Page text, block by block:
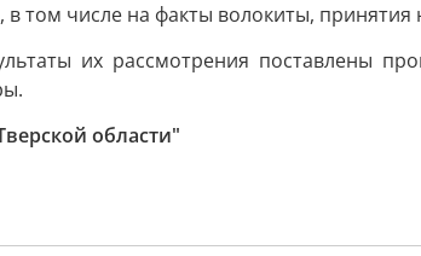
в том числе на факты волокиты,
их рассмотрения поставлены
области"